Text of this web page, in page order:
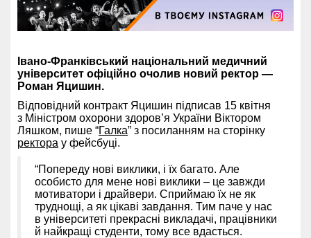
Івано-Франківський національний медичний
університет офіційно очолив новий ректор —
Роман Яцишин.
Відповідний контракт Яцишин підписав 15 квітня
з Міністром охорони здоров’я України Віктором
Ляшком, пише “Галка” з посиланням на сторінку
ректора у фейсбуці.
“Попереду нові виклики, і їх багато. Але
особисто для мене нові виклики – це завжди
мотиватори і драйвери. Сприймаю їх не як
труднощі, а як цікаві завдання. Тим паче у нас
в університеті прекрасні викладачі, працівники
й найкращі студенти, тому все вдасться.